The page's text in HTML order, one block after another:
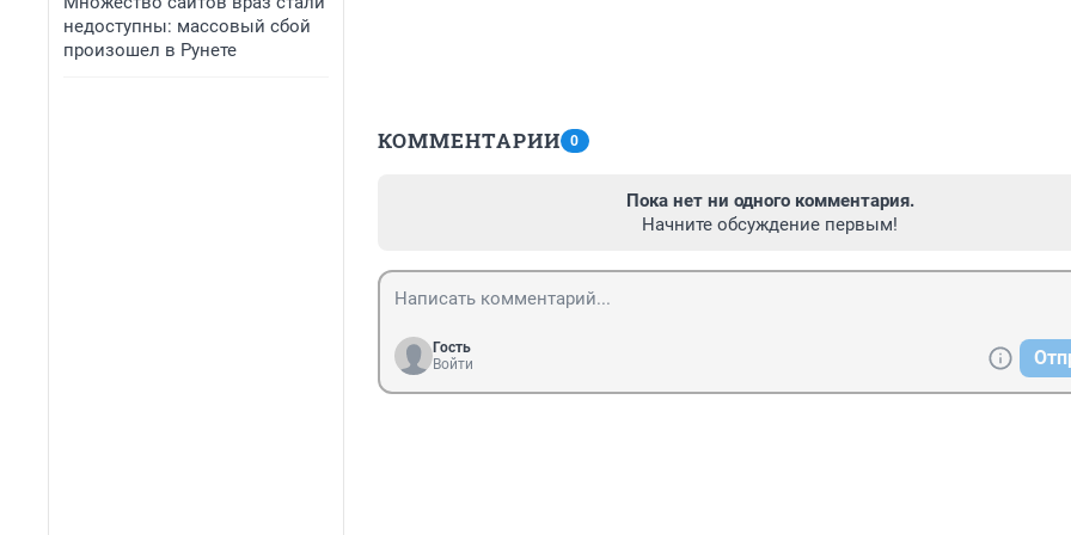
недоступны: массовый сбой
произошел в Рунете
КОММЕНТАРИИ 0
Пока нет ни одного комментария.
Начните обсуждение первым!
Гость
Войти